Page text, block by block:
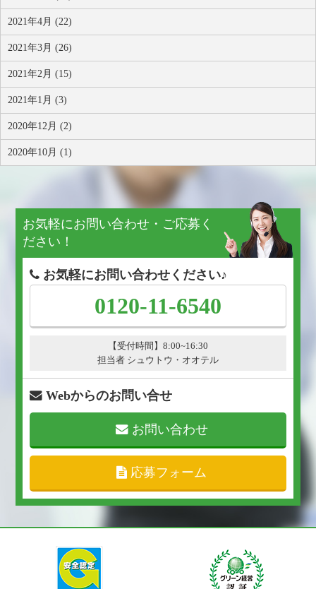
2021年4月 (22)
2021年3月 (26)
2021年2月 (15)
2021年1月 (3)
2020年12月 (2)
2020年10月 (1)
お気軽にお問い合わせ・ご応募く
ださい！
お気軽にお問い合わせください♪
0120-11-6540
【受付時間】8:00~16:30
担当者 シュウトウ・オオテル
Webからのお問い合せ
お問い合わせ
応募フォーム